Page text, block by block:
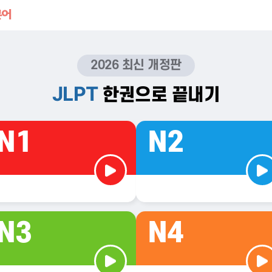
2026 최신 개정판
JLPT한권으로 끝내기
N1
▶
N2
▶
N3
▶
N4
▶